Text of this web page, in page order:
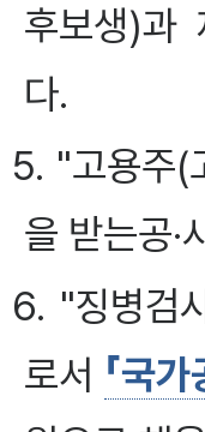
후보생)과
다.
5. "고용주(
을 받는공·
6. "징병검
로서 「국